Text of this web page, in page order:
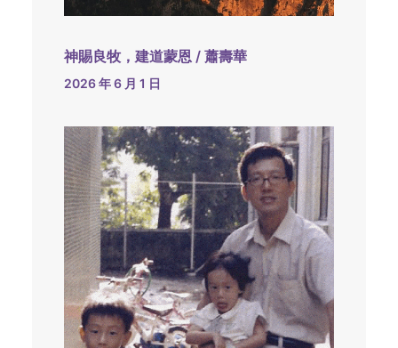
神賜良牧，建道蒙恩 / 蕭壽華
2026 年 6 月 1 日